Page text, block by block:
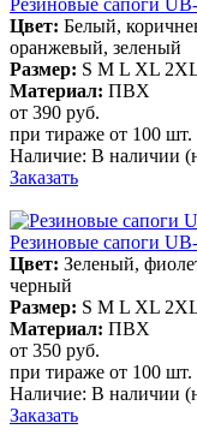
Цвет: Белый,
оранжевый, зеленый
Размер: S M L XL
Материал: ПВХ
от 390 руб.
при тираже от 100 шт.
Наличие: В наличии
Заказать
Резиновые сапоги
Цвет: Зеленый,
черный
Размер: S M L XL
Материал: ПВХ
от 350 руб.
при тираже от 100 шт.
Наличие: В наличии
Заказать